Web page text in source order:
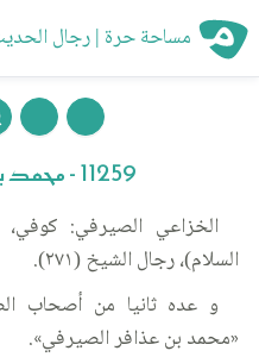
مساحة حرة | رجال
11259 - محمد بن عذافر بن عيثم
الخزاعي الصيرفي:
السلام)، رجال الشيخ (٢٧١).
«محمد بن عذافر الصيرفي».